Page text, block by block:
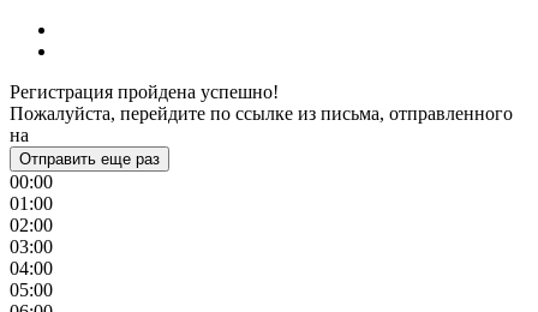
Регистрация пройдена успешно!
Пожалуйста, перейдите по ссылке из письма, отправленного
на
Отправить еще раз
00:00
01:00
02:00
03:00
04:00
05:00